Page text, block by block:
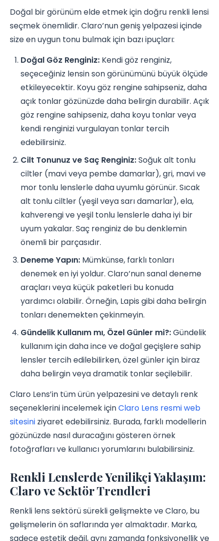
Doğal bir görünüm elde etmek için doğru renkli lensi
seçmek önemlidir. Claro’nun geniş yelpazesi içinde
size en uygun tonu bulmak için bazı ipuçları:
Doğal Göz Renginiz: Kendi göz renginiz,
seçeceğiniz lensin son görünümünü büyük ölçüde
etkileyecektir. Koyu göz rengine sahipseniz, daha
açık tonlar gözünüzde daha belirgin durabilir. Açık
göz rengine sahipseniz, daha koyu tonlar veya
kendi renginizi vurgulayan tonlar tercih
edebilirsiniz.
Cilt Tonunuz ve Saç Renginiz:Soğuk alt tonlu
ciltler (mavi veya pembe damarlar), gri, mavi ve
mor tonlu lenslerle daha uyumlu görünür. Sıcak
alt tonlu ciltler (yeşil veya sarı damarlar), ela,
kahverengi ve yeşil tonlu lenslerle daha iyi bir
uyum yakalar. Saç renginiz de bu denklemin
önemli bir parçasıdır.
Deneme Yapın: Mümkünse, farklı tonları
denemek en iyi yoldur. Claro’nun sanal deneme
araçları veya küçük paketleri bu konuda
yardımcı olabilir. Örneğin, Lapis gibi daha belirgin
tonları denemekten çekinmeyin.
Gündelik Kullanım mı, Özel Günler mi?:Gündelik
kullanım için daha ince ve doğal geçişlere sahip
lensler tercih edilebilirken, özel günler için biraz
daha belirgin veya dramatik tonlar seçilebilir.
Claro Lens’in tüm ürün yelpazesini ve detaylı renk
seçeneklerini incelemek içinClaro Lens resmi web
sitesini ziyaret edebilirsiniz. Burada, farklı modellerin
gözünüzde nasıl duracağını gösteren örnek
fotoğrafları ve kullanıcı yorumlarını bulabilirsiniz.
Renkli Lenslerde Yenilikçi Yaklaşım:
Claro ve Sektör Trendleri
Renkli lens sektörü sürekli gelişmekte ve Claro, bu
gelişmelerin ön saflarında yer almaktadır. Marka,
sadece estetik değil, aynı zamanda fonksiyonellik ve